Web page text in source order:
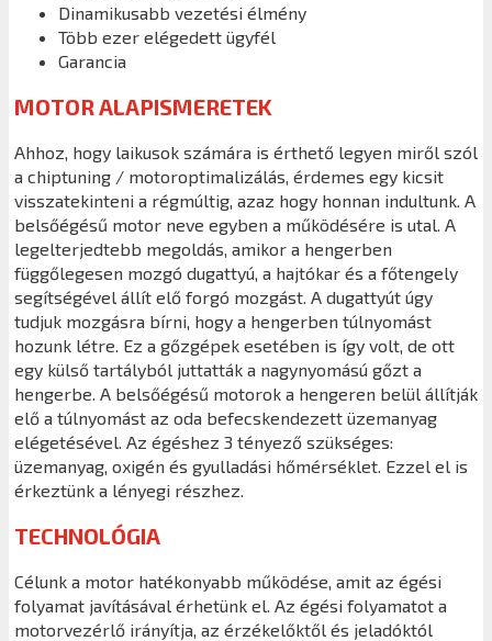
Dinamikusabb vezetési élmény
Több ezer elégedett ügyfél
Garancia
MOTOR ALAPISMERETEK
Ahhoz, hogy laikusok számára is érthető legyen miről szól
a chiptuning / motoroptimalizálás, érdemes egy kicsit
visszatekinteni a régmúltig, azaz hogy honnan indultunk. A
belsőégésű motor neve egyben a működésére is utal. A
legelterjedtebb megoldás, amikor a hengerben
függőlegesen mozgó dugattyú, a hajtókar és a főtengely
segítségével állít elő forgó mozgást. A dugattyút úgy
tudjuk mozgásra bírni, hogy a hengerben túlnyomást
hozunk létre. Ez a gőzgépek esetében is így volt, de ott
egy külső tartályból juttatták a nagynyomású gőzt a
hengerbe. A belsőégésű motorok a hengeren belül állítják
elő a túlnyomást az oda befecskendezett üzemanyag
elégetésével. Az égéshez 3 tényező szükséges:
üzemanyag, oxigén és gyulladási hőmérséklet. Ezzel el is
érkeztünk a lényegi részhez.
TECHNOLÓGIA
Célunk a motor hatékonyabb működése, amit az égési
folyamat javításával érhetünk el. Az égési folyamatot a
motorvezérlő irányítja, az érzékelőktől és jeladóktól